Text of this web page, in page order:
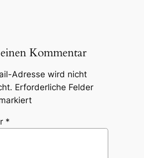
Kommentar
Adresse wird nicht
Erforderliche Felder
*